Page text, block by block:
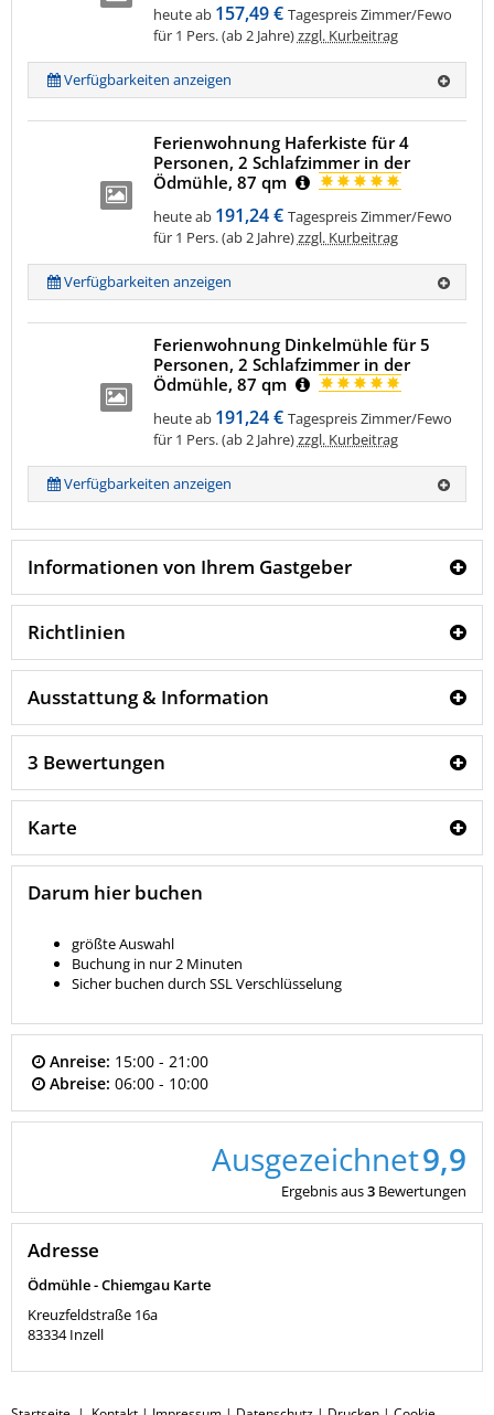
heute ab 157,49 € Tagespreis Zimmer/Fewo
für 1 Pers. (ab 2 Jahre)zzgl. Kurbeitrag
Verfügbarkeiten anzeigen
Ferienwohnung Haferkiste für 4
Personen, 2 Schlafzimmer in der
Ödmühle, 87 qm
heute ab 191,24 € Tagespreis Zimmer/Fewo
für 1 Pers. (ab 2 Jahre)zzgl. Kurbeitrag
Verfügbarkeiten anzeigen
Ferienwohnung Dinkelmühle für 5
Personen, 2 Schlafzimmer in der
Ödmühle, 87 qm
heute ab 191,24 € Tagespreis Zimmer/Fewo
für 1 Pers. (ab 2 Jahre)zzgl. Kurbeitrag
Verfügbarkeiten anzeigen
Informationen von Ihrem Gastgeber
Richtlinien
Ausstattung & Information
3 Bewertungen
Karte
Darum hier buchen
größte Auswahl
Buchung in nur 2 Minuten
Sicher buchen durch SSL Verschlüsselung
Anreise: 15:00 - 21:00
Abreise: 06:00 - 10:00
Ausgezeichnet9,9
Ergebnis aus3 Bewertungen
Adresse
Ödmühle - Chiemgau Karte
Kreuzfeldstraße 16a
83334 Inzell